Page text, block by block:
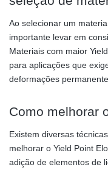
Ao selecionar um
importante levar em
Materiais com maior
para aplicações que
deformações
Como melhorar
Existem diversas
melhorar o Yield Point
adição de elementos de